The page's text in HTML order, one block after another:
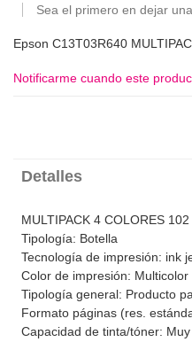
Sea el primero en dejar
Epson C13T03R640
Notificarme cuando este
Detalles
MULTIPACK 4 COLORES
Tipología: Botella
Tecnología de impresión: ink
Color de impresión:
Tipología general: Producto
Formato páginas (res.
Capacidad de tinta/tóner: Muy